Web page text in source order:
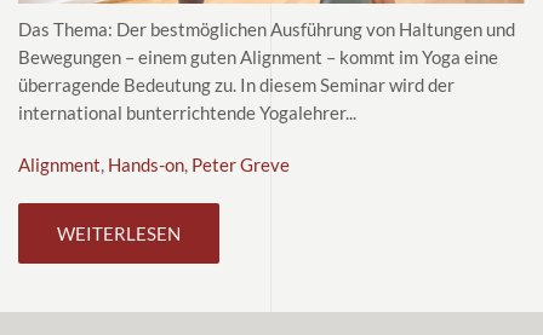
Das Thema: Der bestmöglichen Ausführung von Haltungen und
Bewegungen – einem guten Alignment – kommt im Yoga eine
überragende Bedeutung zu. In diesem Seminar wird der
international bunterrichtende Yogalehrer...
Alignment, Hands-on, Peter Greve
WEITERLESEN